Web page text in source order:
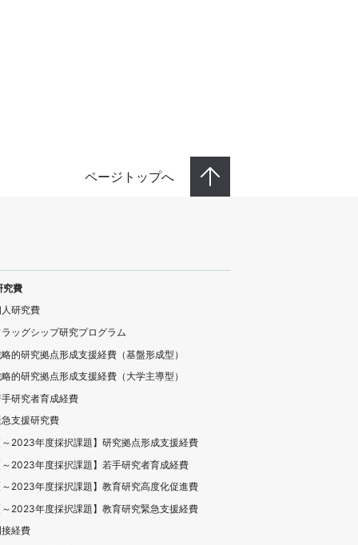
ページトップへ
究費
研究費
ラッグシップ研究プログラム
的研究拠点形成支援経費（基盤形成型）
的研究拠点形成支援経費（大学主導型）
研究者育成経費
支援研究費
～2023年度採択課題】研究拠点形成支援経費
～2023年度採択課題】若手研究者育成経費
～2023年度採択課題】教育研究高度化促進費
～2023年度採択課題】教育研究緊急支援経費
経費